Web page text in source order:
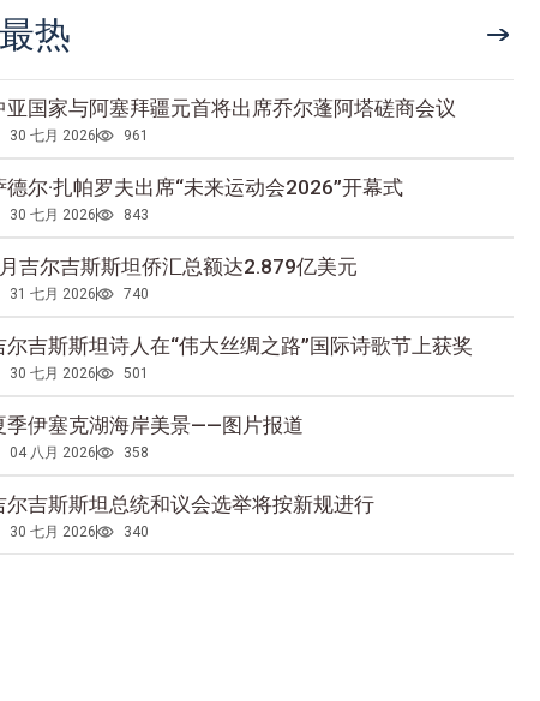
最热
亚国家与阿塞拜疆元首将出席乔尔蓬阿塔磋商会议
30 七月 2026 961
德尔·扎帕罗夫出席“未来运动会2026”开幕式
30 七月 2026 843
吉尔吉斯斯坦侨汇总额达2.879亿美元
31 七月 2026 740
尔吉斯斯坦诗人在“伟大丝绸之路”国际诗歌节上获奖
30 七月 2026 501
季伊塞克湖海岸美景——图片报道
04 八月 2026 358
尔吉斯斯坦总统和议会选举将按新规进行
30 七月 2026 340